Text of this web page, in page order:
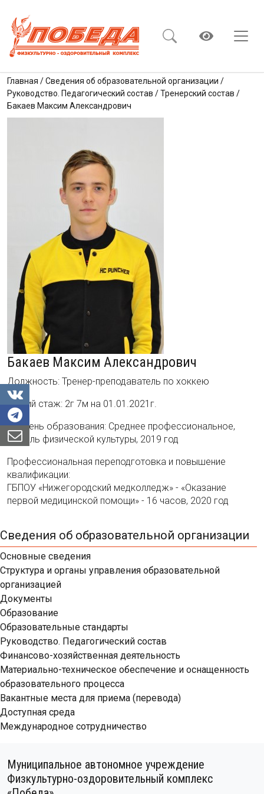
Главная /Сведения об образовательной организации /
Руководство. Педагогический состав /Тренерский состав /
Бакаев Максим Александрович
Бакаев Максим Александрович
Должность: Тренер-преподаватель по хоккею
Общий стаж: 2г 7м на 01.01.2021г.
Уровень образования: Среднее профессиональное,
учитель физической культуры, 2019 год
Профессиональная переподготовка и повышение
квалификации:
ГБПОУ «Нижегородский медколледж» - «Оказание
первой медицинской помощи» - 16 часов, 2020 год
Сведения об образовательной организации
Основные сведения
Структура и органы управления образовательной
организацией
Документы
Образование
Образовательные стандарты
Руководство. Педагогический состав
Финансово-хозяйственная деятельность
Материально-техническое обеспечение и оснащенность
образовательного процесса
Вакантные места для приема (перевода)
Доступная среда
Международное сотрудничество
Муниципальное автономное учреждение
Физкультурно-оздоровительный комплекс